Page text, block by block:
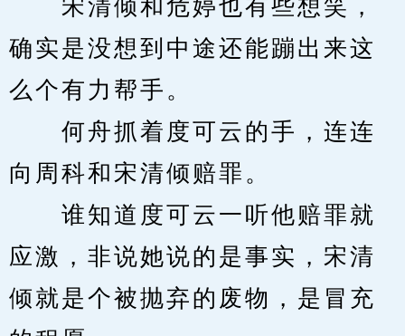
宋清倾和危婷也有些想笑，
确实是没想到中途还能蹦出来这
么个有力帮手。
何舟抓着度可云的手，连连
向周科和宋清倾赔罪。
谁知道度可云一听他赔罪就
应激，非说她说的是事实，宋清
倾就是个被抛弃的废物，是冒充